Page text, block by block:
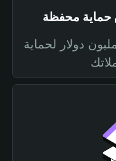
صندوق حماية بقيمة 300 مليون دولار لحماية